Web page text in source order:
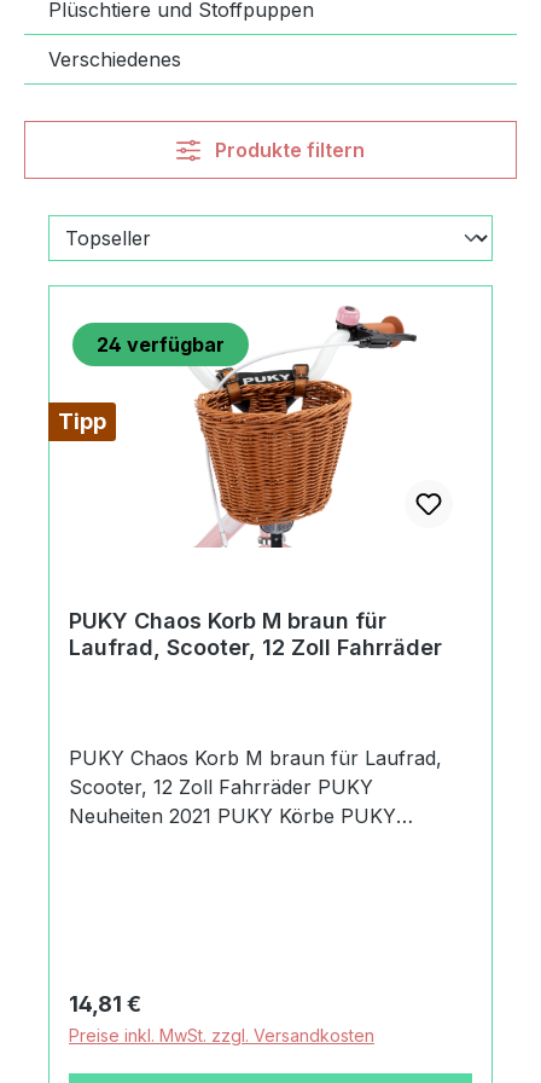
Plüschtiere und Stoffpuppen
Verschiedenes
Produkte filtern
24 verfügbar
Tipp
PUKY Chaos Korb M braun für
Laufrad, Scooter, 12 Zoll Fahrräder
PUKY Chaos Korb M braun für Laufrad,
Scooter, 12 Zoll Fahrräder PUKY
Neuheiten 2021 PUKY Körbe PUKY
und 12 Zoll Fahrräder. Vom Helm bis zum
Wimpel, vom Trittbrett bis zur
Schiebestange - PUKY Zubehör bietet eine
Extraportion Fahrspaß, Komfort und
Regulärer Preis:
14,81 €
Preise inkl. MwSt. zzgl. Versandkosten